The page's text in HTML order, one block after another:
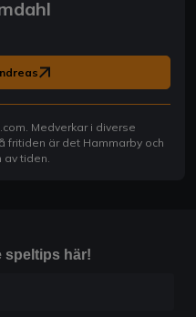
Medverkar i diverse
fritiden är det Hammarby och
tiden.
speltips här!